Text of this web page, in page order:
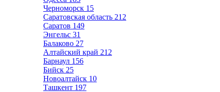
Черноморск 15
Саратовская область 212
Саратов 149
Энгельс 31
Балаково 27
Алтайский край 212
Барнаул 156
Бийск 25
Новоалтайск 10
Ташкент 197